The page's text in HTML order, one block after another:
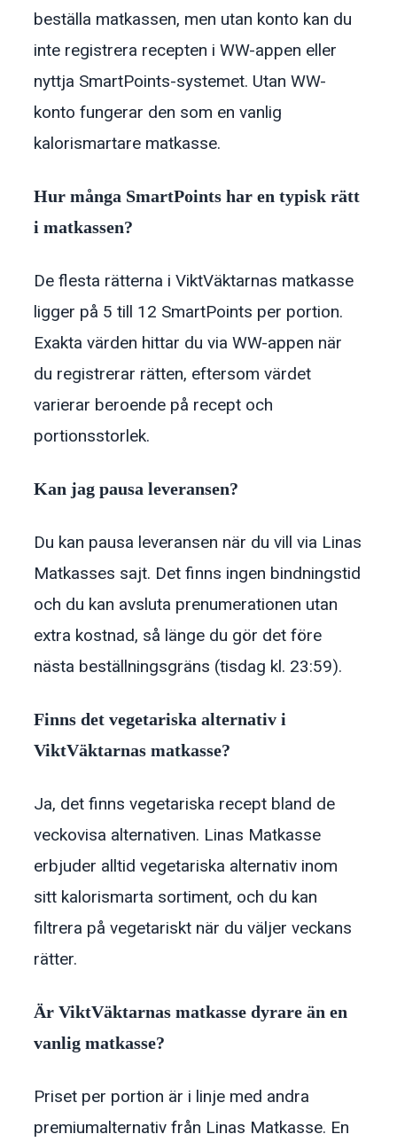
beställa matkassen, men utan konto kan du
inte registrera recepten i WW-appen eller
nyttja SmartPoints-systemet. Utan WW-
konto fungerar den som en vanlig
kalorismartare matkasse.
Hur många SmartPoints har en typisk rätt
i matkassen?
De flesta rätterna i ViktVäktarnas matkasse
ligger på 5 till 12 SmartPoints per portion.
Exakta värden hittar du via WW-appen när
du registrerar rätten, eftersom värdet
varierar beroende på recept och
portionsstorlek.
Kan jag pausa leveransen?
Du kan pausa leveransen när du vill via Linas
Matkasses sajt. Det finns ingen bindningstid
och du kan avsluta prenumerationen utan
extra kostnad, så länge du gör det före
nästa beställningsgräns (tisdag kl. 23:59).
Finns det vegetariska alternativ i
ViktVäktarnas matkasse?
Ja, det finns vegetariska recept bland de
veckovisa alternativen. Linas Matkasse
erbjuder alltid vegetariska alternativ inom
sitt kalorismarta sortiment, och du kan
filtrera på vegetariskt när du väljer veckans
rätter.
Är ViktVäktarnas matkasse dyrare än en
vanlig matkasse?
Priset per portion är i linje med andra
premiumalternativ från Linas Matkasse. En